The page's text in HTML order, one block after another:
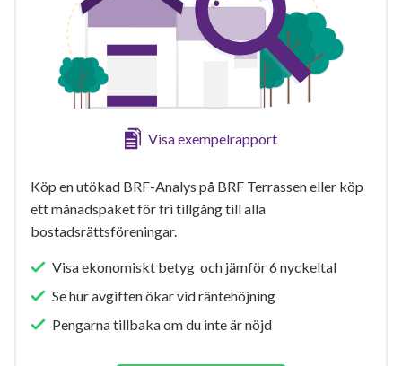
Visa exempelrapport
Köp en utökad BRF-Analys på BRF Terrassen eller köp
ett månadspaket för fri tillgång till alla
bostadsrättsföreningar.
Visa ekonomiskt betyg och jämför 6 nyckeltal
Se hur avgiften ökar vid räntehöjning
Pengarna tillbaka om du inte är nöjd